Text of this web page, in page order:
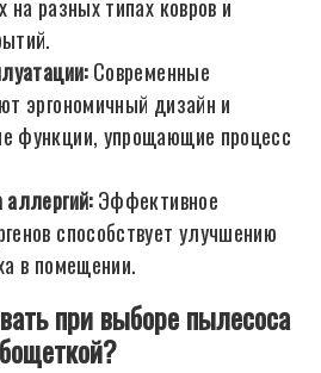
на разных типах ковров и
Современные
эргономичный дизайн и
функции, упрощающие процесс
Эффективное
способствует улучшению
в помещении.
при выборе пылесоса